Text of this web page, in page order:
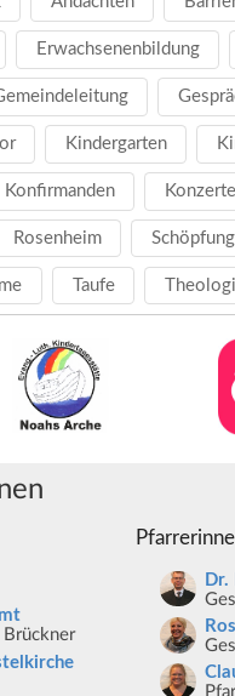
Erwachsenenbildung
Kindergarten
Konfirmanden Konzerte
Rosenheim
Taufe